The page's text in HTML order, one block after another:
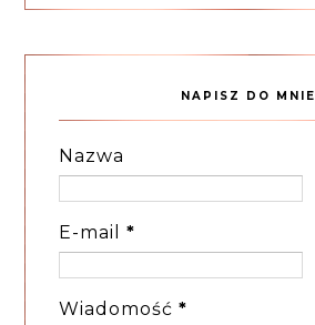
NAPISZ DO MNIE
Nazwa
E-mail*
Wiadomość*